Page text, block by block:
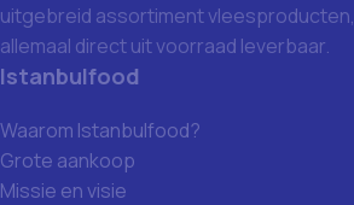
uitgebreid assortiment vleesproducten,
allemaal direct uit voorraad leverbaar.
Istanbulfood
Waarom Istanbulfood?
Grote aankoop
Missie en visie